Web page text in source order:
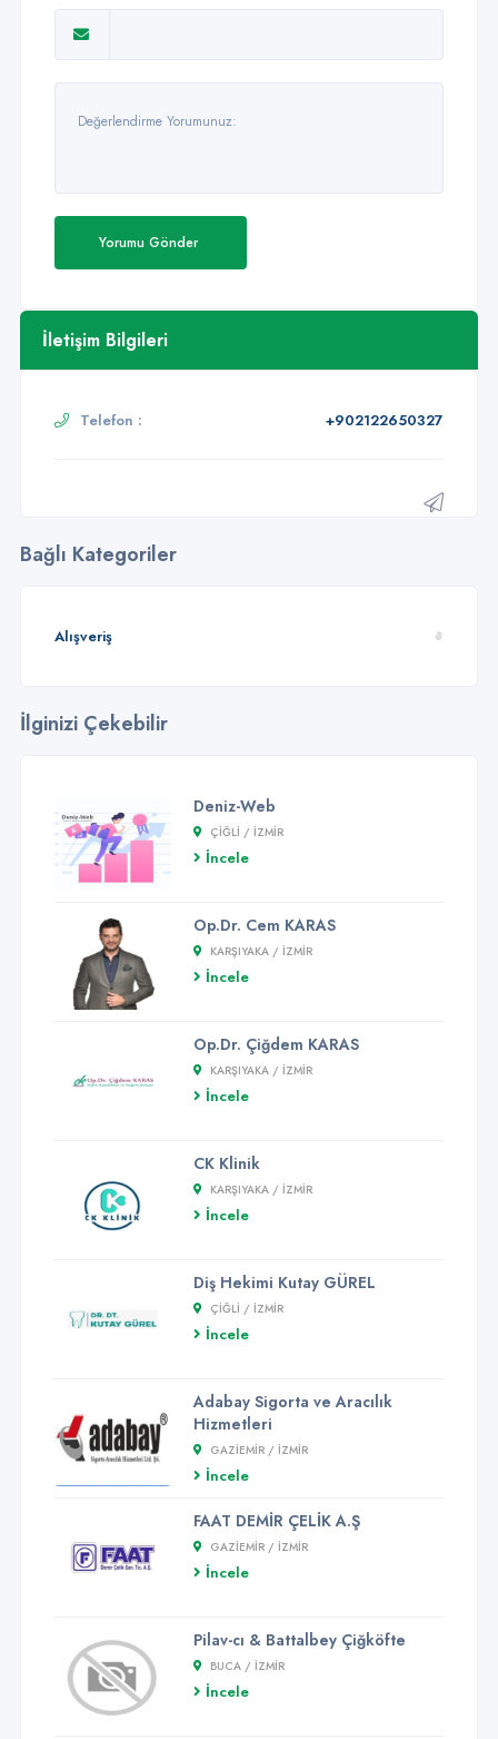
Yorumu Gönder
İletişim Bilgileri
Telefon : +902122650327
Bağlı Kategoriler
Alışveriş
İlginizi Çekebilir
Deniz-Web
ÇIĞLI / İZMİR
İncele
Op.Dr. Cem KARAS
KARŞIYAKA / İZMİR
İncele
Op.Dr. Çiğdem KARAS
KARŞIYAKA / İZMİR
İncele
CK Klinik
KARŞIYAKA / İZMİR
İncele
Diş Hekimi Kutay GÜREL
ÇIĞLI / İZMİR
İncele
Adabay Sigorta ve Aracılık
Hizmetleri
GAZIEMIR / İZMİR
İncele
FAAT DEMİR ÇELİK A.Ş
GAZIEMIR / İZMİR
İncele
Pilav-cı & Battalbey Çiğköfte
BUCA / İZMİR
İncele